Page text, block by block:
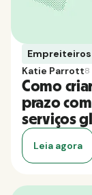
Katie Parrott8
Como
prazo
serviços
Leia agora